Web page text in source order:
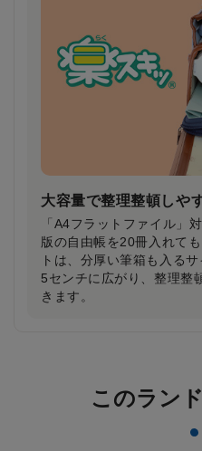
雨の日や薄暗い夕方で
き安全・安心
雨で視界が悪い日や夕暮
ピカッと光り、ドライバ
一般的な反射材はシルバ
ピカッは素材の上に特殊
大容量で整理整頓しや
「A4フラットファイル」
版の自由帳を20冊入れて
トは、分厚い筆箱も入る
5センチに広がり、整理整
きます。
このラン